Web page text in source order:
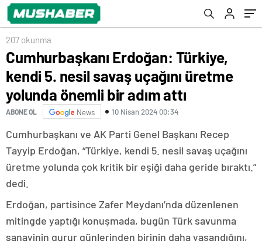
bir adım attı
207 okunma
Cumhurbaşkanı Erdoğan: Türkiye,
kendi 5. nesil savaş uçağını üretme
yolunda önemli bir adım attı
ABONE OL News 10 Nisan 2024 00:34
Cumhurbaşkanı ve AK Parti Genel Başkanı Recep
Tayyip Erdoğan, “Türkiye, kendi 5. nesil savaş uçağını
üretme yolunda çok kritik bir eşiği daha geride bıraktı.”
dedi.
Erdoğan, partisince Zafer Meydanı’nda düzenlenen
mitingde yaptığı konuşmada, bugün Türk savunma
sanayinin gurur günlerinden birinin daha yaşandığını,